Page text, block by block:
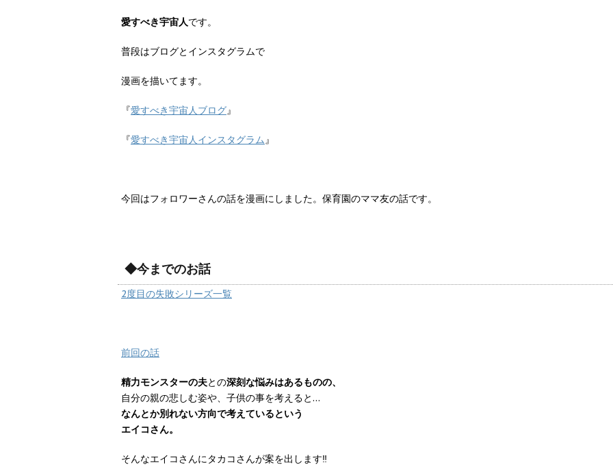
愛すべき宇宙人です。
普段はブログとインスタグラムで
漫画を描いてます。
『愛すべき宇宙人ブログ』
『愛すべき宇宙人インスタグラム』
今回はフォロワーさんの話を漫画にしました。保育園のママ友の話です。
◆今までのお話
2度目の失敗シリーズ一覧
前回の話
精力モンスターの夫との深刻な悩みはあるものの、
自分の親の悲しむ姿や、子供の事を考えると…
なんとか別れない方向で考えているという
エイコさん。
そんなエイコさんにタカコさんが案を出します‼︎